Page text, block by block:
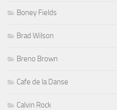
Boney Fields
Brad Wilson
Breno Brown
Cafe de la Danse
Calvin Rock